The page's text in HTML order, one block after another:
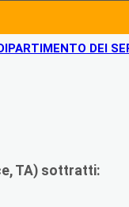
DEI
TA) sottratti: